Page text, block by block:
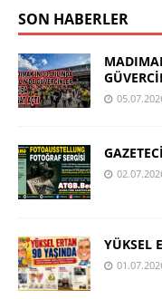
SON HABERLER
YÜKSEL